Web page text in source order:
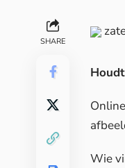
SHARE
Wie